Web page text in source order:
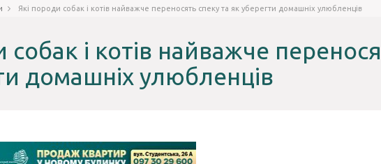
Які породи собак і котів найважче переносять спеку та як уберегти домашніх улюбленців
собак і котів найважче
домашніх улюбленців